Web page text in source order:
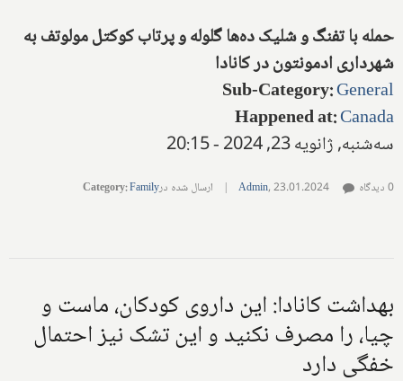
حمله با تفنگ و شلیک ده‌ها گلوله و پرتاب کوکتل مولوتف به
شهرداری ادمونتون در کانادا
Sub-Category:General
Happened at:Canada
سه‌شنبه, ژانویه 23, 2024 - 20:15
Admin,23.01.2024
| ارسال شده در Category:Family 0 دیدگاه
بهداشت کانادا: این داروی کودکان، ماست و
چیا، را مصرف نکنید و این تشک نیز احتمال
خفگی دارد